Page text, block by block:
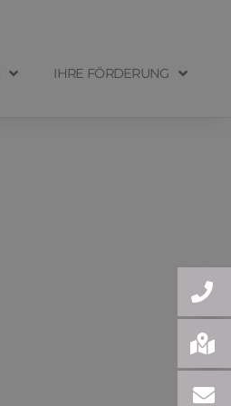
IHRE FÖRDERUNG